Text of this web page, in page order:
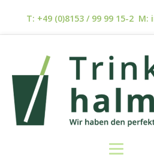
T: +49 (0)8153 / 99 99 15-2